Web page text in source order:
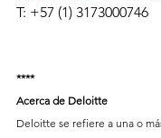
T: +57 (1) 3173000746
****
Acerca de Deloitte
Deloitte se refiere a una o